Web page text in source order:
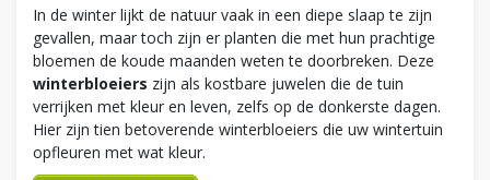
In de winter lijkt de natuur vaak in een diepe slaap te zijn
gevallen, maar toch zijn er planten die met hun prachtige
bloemen de koude maanden weten te doorbreken. Deze
winterbloeiers zijn als kostbare juwelen die de tuin
verrijken met kleur en leven, zelfs op de donkerste dagen.
Hier zijn tien betoverende winterbloeiers die uw wintertuin
opfleuren met wat kleur.